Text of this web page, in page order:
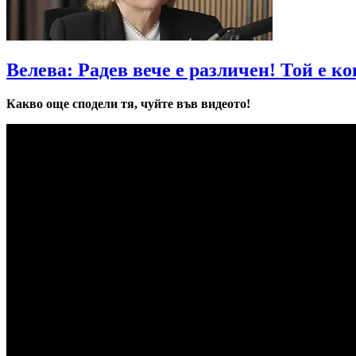
Велева: Радев вече е различен! Той е
Какво още сподели тя, чуйте във видеото!